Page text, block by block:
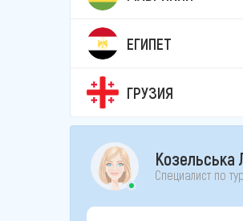
ЕГИПЕТ
ГРУЗИЯ
Специалист по